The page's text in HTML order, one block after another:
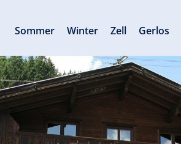
Sommer Winter Zell Gerlos